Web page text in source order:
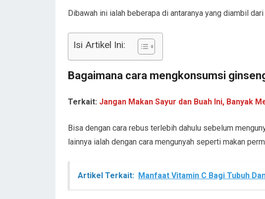
Dibawah ini ialah beberapa di antaranya yang diambil
Isi Artikel Ini:
Bagaimana cara mengkonsumsi
Terkait: Jangan Makan Sayur dan Buah Ini, Banyak
Bisa dengan cara rebus terlebih dahulu sebelum
lainnya ialah dengan cara mengunyah seperti makan
Artikel Terkait: Manfaat Vitamin C Bagi Tubuh